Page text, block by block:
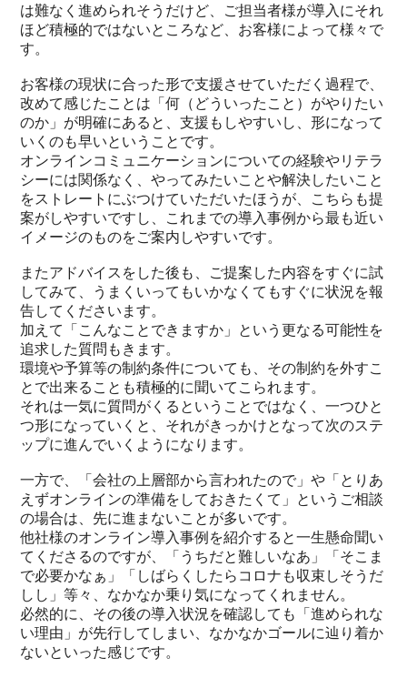
は難なく進められそうだけど、ご担当者様が導入にそれ
ほど積極的ではないところなど、お客様によって様々で
す。
お客様の現状に合った形で支援させていただく過程で、
改めて感じたことは「何（どういったこと）がやりたい
のか」が明確にあると、支援もしやすいし、形になって
いくのも早いということです。
オンラインコミュニケーションについての経験やリテラ
シーには関係なく、やってみたいことや解決したいこと
をストレートにぶつけていただいたほうが、こちらも提
案がしやすいですし、これまでの導入事例から最も近い
イメージのものをご案内しやすいです。
またアドバイスをした後も、ご提案した内容をすぐに試
してみて、うまくいってもいかなくてもすぐに状況を報
告してくださいます。
加えて「こんなことできますか」という更なる可能性を
追求した質問もきます。
環境や予算等の制約条件についても、その制約を外すこ
とで出来ることも積極的に聞いてこられます。
それは一気に質問がくるということではなく、一つひと
つ形になっていくと、それがきっかけとなって次のステ
ップに進んでいくようになります。
一方で、「会社の上層部から言われたので」や「とりあ
えずオンラインの準備をしておきたくて」というご相談
の場合は、先に進まないことが多いです。
他社様のオンライン導入事例を紹介すると一生懸命聞い
てくださるのですが、「うちだと難しいなあ」「そこま
で必要かなぁ」「しばらくしたらコロナも収束しそうだ
しし」等々、なかなか乗り気になってくれません。
必然的に、その後の導入状況を確認しても「進められな
い理由」が先行してしまい、なかなかゴールに辿り着か
ないといった感じです。